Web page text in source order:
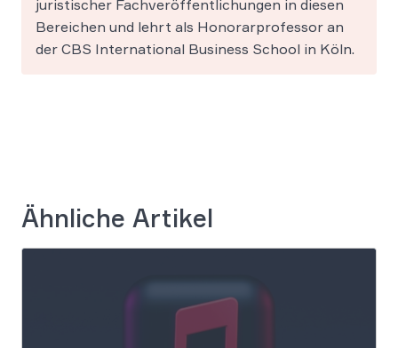
juristischer Fachveröffentlichungen in diesen
Bereichen und lehrt als Honorarprofessor an
der CBS International Business School in Köln.
Ähnliche Artikel